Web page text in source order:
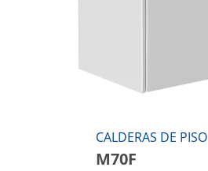
CALDERAS DE PISO
M70F